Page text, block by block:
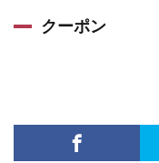
クーポン